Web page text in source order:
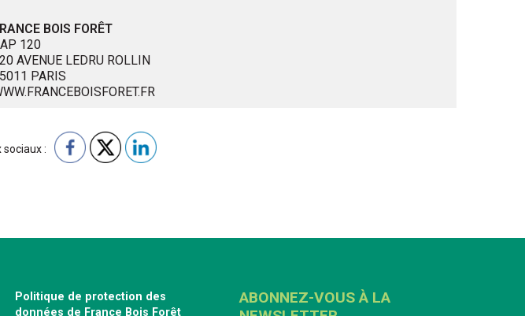
BOIS FORÊT
120
AVENUE LEDRU ROLLIN
PARIS
:
Politique de protection des
données de France Bois Forêt
ABONNEZ-VOUS À LA